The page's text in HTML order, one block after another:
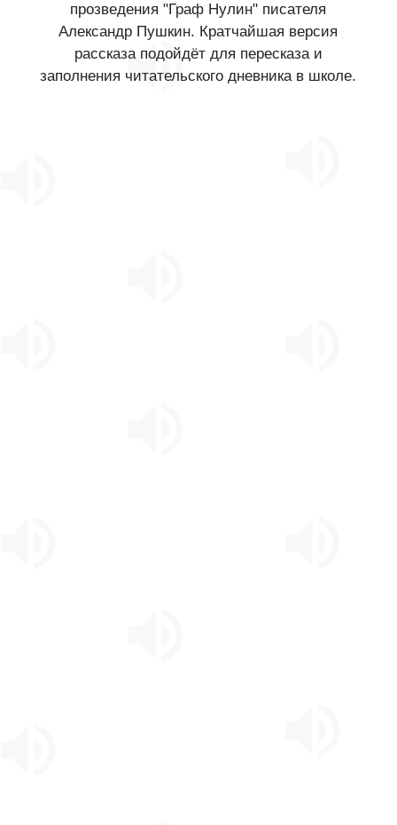
прозведения "Граф Нулин" писателя
Александр Пушкин. Кратчайшая версия
рассказа подойдёт для пересказа и
заполнения читательского дневника в школе.